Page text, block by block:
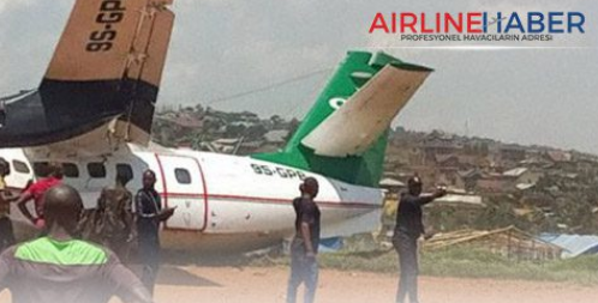
AJet Uçuşlarıyla Rus Turist İçin Yeni Türkiye Rotası
Airbus Temmuz bilançosunu açıkladı: 204 yeni sipariş
SunExpress Günlük Yolcu Rekorunu 72 Bin 340’a Çıkardı